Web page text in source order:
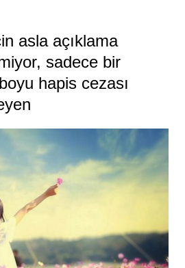
asla açıklama
sadece bir
hapis cezası